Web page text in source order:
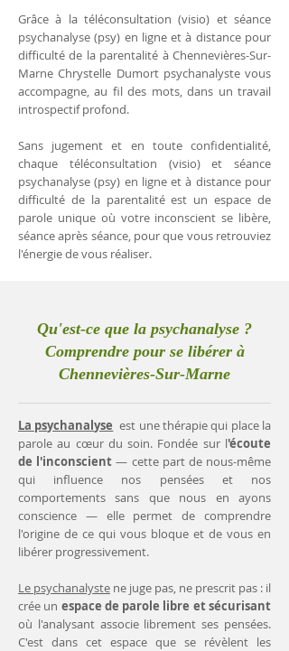
Grâce à la téléconsultation (visio) et séance
psychanalyse (psy) en ligne et à distance pour
difficulté de la parentalité à Chennevières-Sur-
Marne Chrystelle Dumort psychanalyste vous
accompagne, au fil des mots, dans un travail
introspectif profond.
Sans jugement et en toute confidentialité,
chaque téléconsultation (visio) et séance
psychanalyse (psy) en ligne et à distance pour
difficulté de la parentalité est un espace de
parole unique où votre inconscient se libère,
séance après séance, pour que vous retrouviez
l'énergie de vous réaliser.
Qu'est-ce que la psychanalyse ?
Comprendre pour se libérer à
Chennevières-Sur-Marne
La psychanalyse est une thérapie qui place la
parole au cœur du soin. Fondée sur l'écoute
de l'inconscient— cette part de nous-même
qui influence nos pensées et nos
comportements sans que nous en ayons
conscience — elle permet de comprendre
l'origine de ce qui vous bloque et de vous en
libérer progressivement.
Le psychanalyste ne juge pas, ne prescrit pas : il
crée un espace de parole libre et sécurisant
où l'analysant associe librement ses pensées.
C'est dans cet espace que se révèlent les